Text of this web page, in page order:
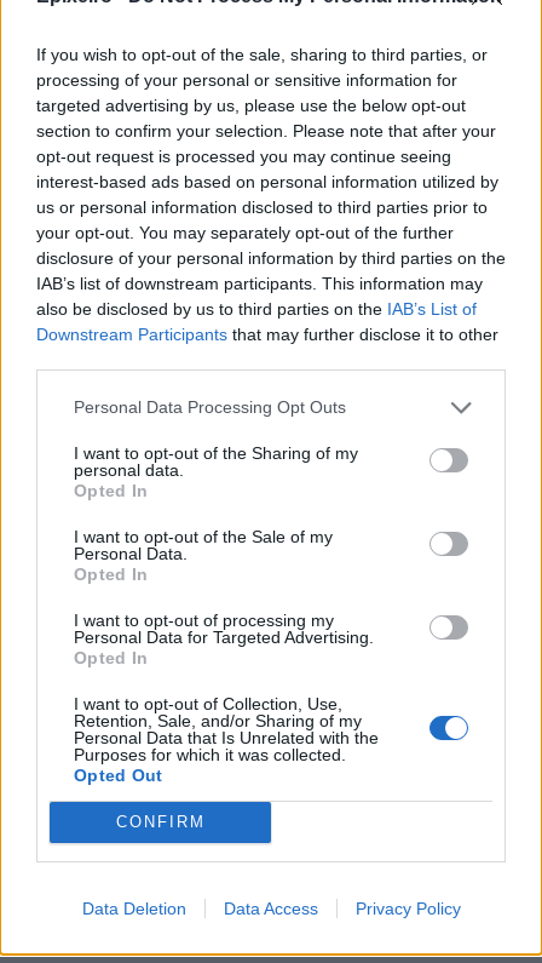
If you wish to opt-out of the sale, sharing to third parties, or
processing of your personal or sensitive information for
targeted advertising by us, please use the below opt-out
section to confirm your selection. Please note that after your
opt-out request is processed you may continue seeing
interest-based ads based on personal information utilized by
us or personal information disclosed to third parties prior to
your opt-out. You may separately opt-out of the further
disclosure of your personal information by third parties on the
IAB’s list of downstream participants. This information may
also be disclosed by us to third parties on the IAB’s List of
Downstream Participants that may further disclose it to other
Personal Data Processing Opt Outs
I want to opt-out of the Sharing of my
personal data.
Opted In
I want to opt-out of the Sale of my
Personal Data.
Opted In
I want to opt-out of processing my
Personal Data for Targeted Advertising.
Opted In
I want to opt-out of Collection, Use,
Retention, Sale, and/or Sharing of my
Personal Data that Is Unrelated with the
Purposes for which it was collected.
Opted Out
CONFIRM
Data Deletion Data Access Privacy Policy
Allianz: Ρεκόρ κερδοφορίας στο
εισροές της Pimco
07/08/26 16:38
Generali: Ισχυρή ανάπτυξη και
διψήφια αύξηση κερδοφορίας στο
πρώτο εξάμηνο του 2026
07/08/26|11:59
Η Εθνική Ασφαλιστική στηρίζει
δοκιμάζονται από τις
καταστροφικές πυρκαγιές
εμπειρία ασφάλισης
Η ERGO επιβράβευσε και φέτος
της Δικτύου διοργανώνοντας
ταξίδια στην Πράγα και το
Καρπενήσι
NUVIA Insurance Brokers: Νέα
εταιρική ιστοσελίδα για την
παρουσίας